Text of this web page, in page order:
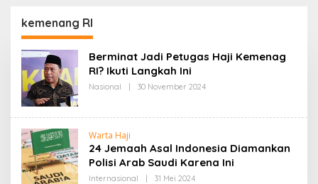
Padalarang
kemenang RI
Berminat Jadi Petugas Haji Kemenag
RI? Ikuti Langkah Ini
Nasional 30 November 2024
H
D
K
Warta Haji
24 Jemaah Asal Indonesia Diamankan
Polisi Arab Saudi Karena Ini
Internasional 31 Mei 2024